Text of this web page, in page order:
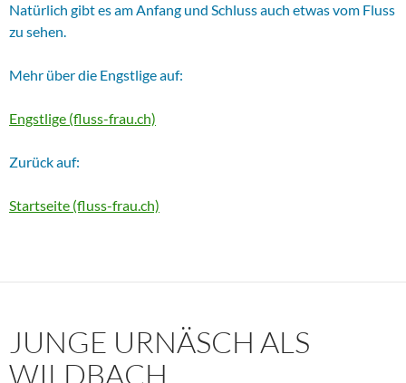
Natürlich gibt es am Anfang und Schluss auch etwas vom Fluss
zu sehen.
Mehr über die Engstlige auf:
Engstlige (fluss-frau.ch)
Zurück auf:
Startseite (fluss-frau.ch)
JUNGE URNÄSCH ALS
WILDBACH